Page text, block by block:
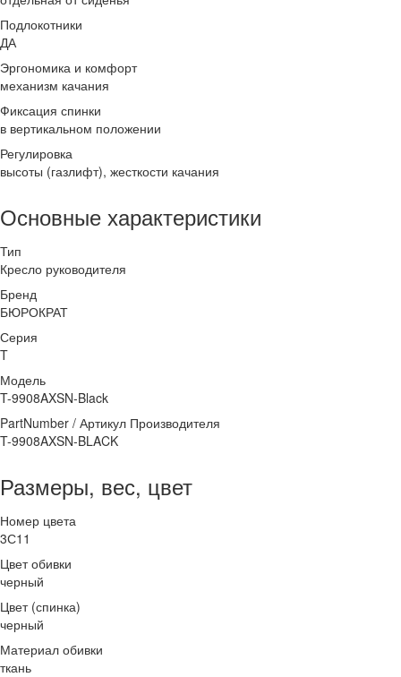
Подлокотники
ДА
Эргономика и комфорт
механизм качания
Фиксация спинки
в вертикальном положении
Регулировка
высоты (газлифт), жесткости качания
Основные характеристики
Тип
Кресло руководителя
Бренд
БЮРОКРАТ
Серия
T
Модель
T-9908AXSN-Black
PartNumber / Артикул Производителя
T-9908AXSN-BLACK
Размеры, вес, цвет
Номер цвета
3С11
Цвет обивки
черный
Цвет (спинка)
черный
Материал обивки
ткань